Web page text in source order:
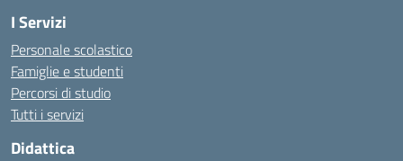
I Servizi
Personale scolastico
Famiglie e studenti
Percorsi di studio
Tutti i servizi
Didattica